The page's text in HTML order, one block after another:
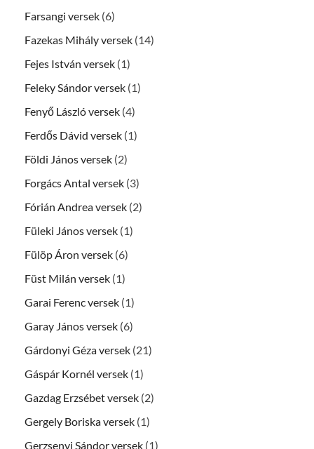
Farsangi versek (6)
Fazekas Mihály versek (14)
Fejes István versek (1)
Feleky Sándor versek (1)
Fenyő László versek (4)
Ferdős Dávid versek (1)
Földi János versek (2)
Forgács Antal versek (3)
Fórián Andrea versek (2)
Füleki János versek (1)
Fülöp Áron versek (6)
Füst Milán versek (1)
Garai Ferenc versek (1)
Garay János versek (6)
Gárdonyi Géza versek (21)
Gáspár Kornél versek (1)
Gazdag Erzsébet versek (2)
Gergely Boriska versek (1)
Gerzsenyi Sándor versek (1)